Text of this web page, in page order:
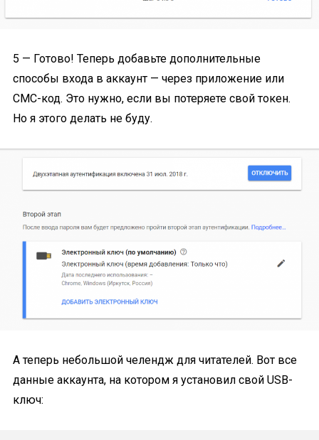
5 — Готово! Теперь добавьте дополнительные
способы входа в аккаунт — через приложение или
СМС-код. Это нужно, если вы потеряете свой токен.
Но я этого делать не буду.
А теперь небольшой челендж для читателей. Вот все
данные аккаунта, на котором я установил свой USB-
ключ: